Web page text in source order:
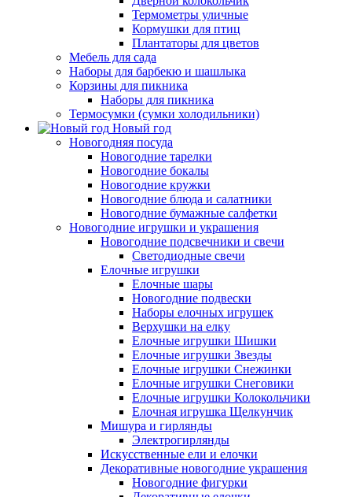
Термометры уличные
Кормушки для птиц
Плантаторы для цветов
Мебель для сада
Наборы для барбекю и шашлыка
Корзины для пикника
Наборы для пикника
Термосумки (сумки холодильники)
Новый год
Новогодняя посуда
Новогодние тарелки
Новогодние бокалы
Новогодние кружки
Новогодние блюда и салатники
Новогодние бумажные салфетки
Новогодние игрушки и украшения
Новогодние подсвечники и свечи
Светодиодные свечи
Елочные игрушки
Елочные шары
Новогодние подвески
Наборы елочных игрушек
Верхушки на елку
Елочные игрушки Шишки
Елочные игрушки Звезды
Елочные игрушки Снежинки
Елочные игрушки Снеговики
Елочные игрушки Колокольчики
Елочная игрушка Щелкунчик
Мишура и гирлянды
Электрогирлянды
Искусственные ели и елочки
Декоративные новогодние украшения
Новогодние фигурки